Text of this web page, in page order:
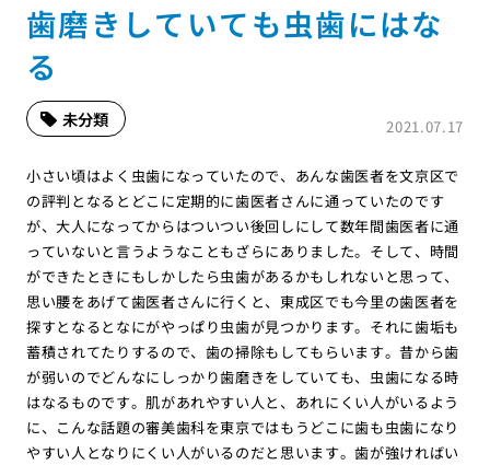
歯磨きしていても虫歯にはな
る
2021.07.17
未分類
小さい頃はよく虫歯になっていたので、あんな歯医者を文京区で
の評判となるとどこに定期的に歯医者さんに通っていたのです
が、大人になってからはついつい後回しにして数年間歯医者に通
っていないと言うようなこともざらにありました。そして、時間
ができたときにもしかしたら虫歯があるかもしれないと思って、
思い腰をあげて歯医者さんに行くと、東成区でも今里の歯医者を
探すとなるとなにがやっぱり虫歯が見つかります。それに歯垢も
蓄積されてたりするので、歯の掃除もしてもらいます。昔から歯
が弱いのでどんなにしっかり歯磨きをしていても、虫歯になる時
はなるものです。肌があれやすい人と、あれにくい人がいるよう
に、こんな話題の審美歯科を東京ではもうどこに歯も虫歯になり
やすい人となりにくい人がいるのだと思います。歯が強ければい